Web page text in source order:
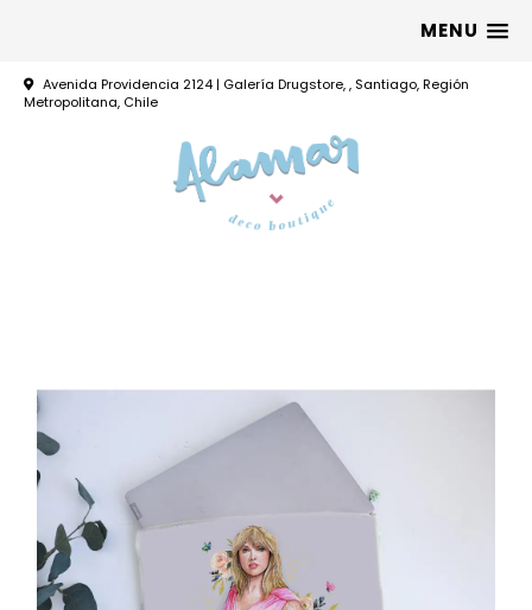
MENU
Avenida Providencia 2124 | Galería Drugstore, , Santiago, Región
Metropolitana, Chile